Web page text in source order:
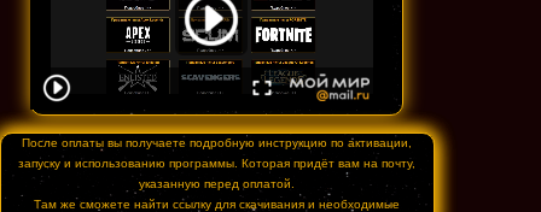
После оплаты вы получаете подробную инструкцию по активации,
запуску и использованию программы. Которая придёт вам на почту,
указанную перед оплатой.
Там же сможете найти ссылку для скачивания и необходимые